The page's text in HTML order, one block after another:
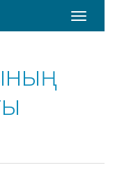
Toggle